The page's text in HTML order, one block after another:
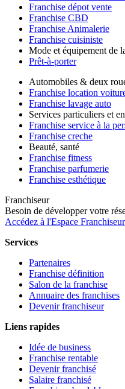
Franchise dépot vente
Franchise CBD
Franchise Animalerie
Franchise cuisiniste
Mode et équipement de
Prêt-à-porter
Automobiles & deux
Franchise location
Franchise lavage auto
Services particuliers et
Franchise service à la
Franchise creche
Beauté, santé
Franchise fitness
Franchise parfumerie
Franchise esthétique
Franchiseur
Besoin de développer votre
Accédez à l'Espace
Services
Partenaires
Franchise définition
Salon de la franchise
Annuaire des franchises
Devenir franchiseur
Liens rapides
Idée de business
Franchise rentable
Devenir franchisé
Salaire franchisé